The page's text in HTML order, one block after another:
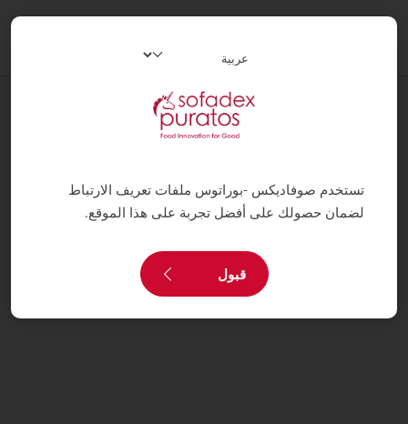
وصفات
نكهة الخريف
تستخدم صوفاديكس -بوراتوس ملفات تعريف الارتباط
لضمان حصولك على أفضل تجربة على هذا الموقع.
قبول